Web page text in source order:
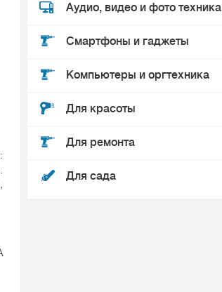
Аудио, видео и фото техника
Смартфоны и гаджеты
Компьютеры и оргтехника
Для красоты
Для ремонта
Для сада